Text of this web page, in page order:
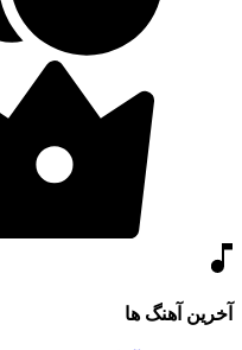
آخرین آهنگ ها